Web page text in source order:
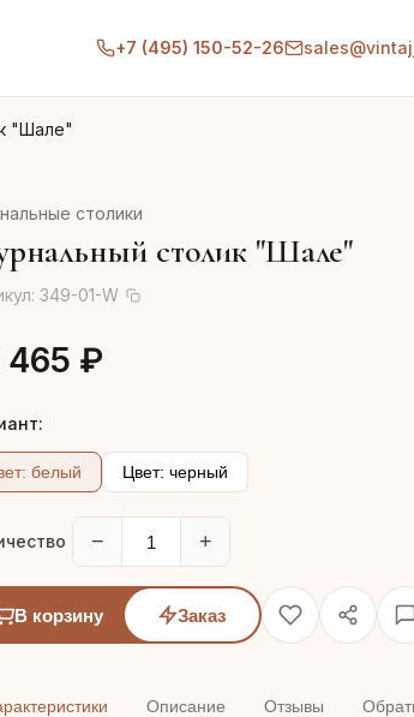
+7 (495) 150-52-26
"Шале"
столики
столик "Шале"
349-01-W
465 ₽
белый Цвет: черный
− +
В корзину Заказ
Описание Отзывы